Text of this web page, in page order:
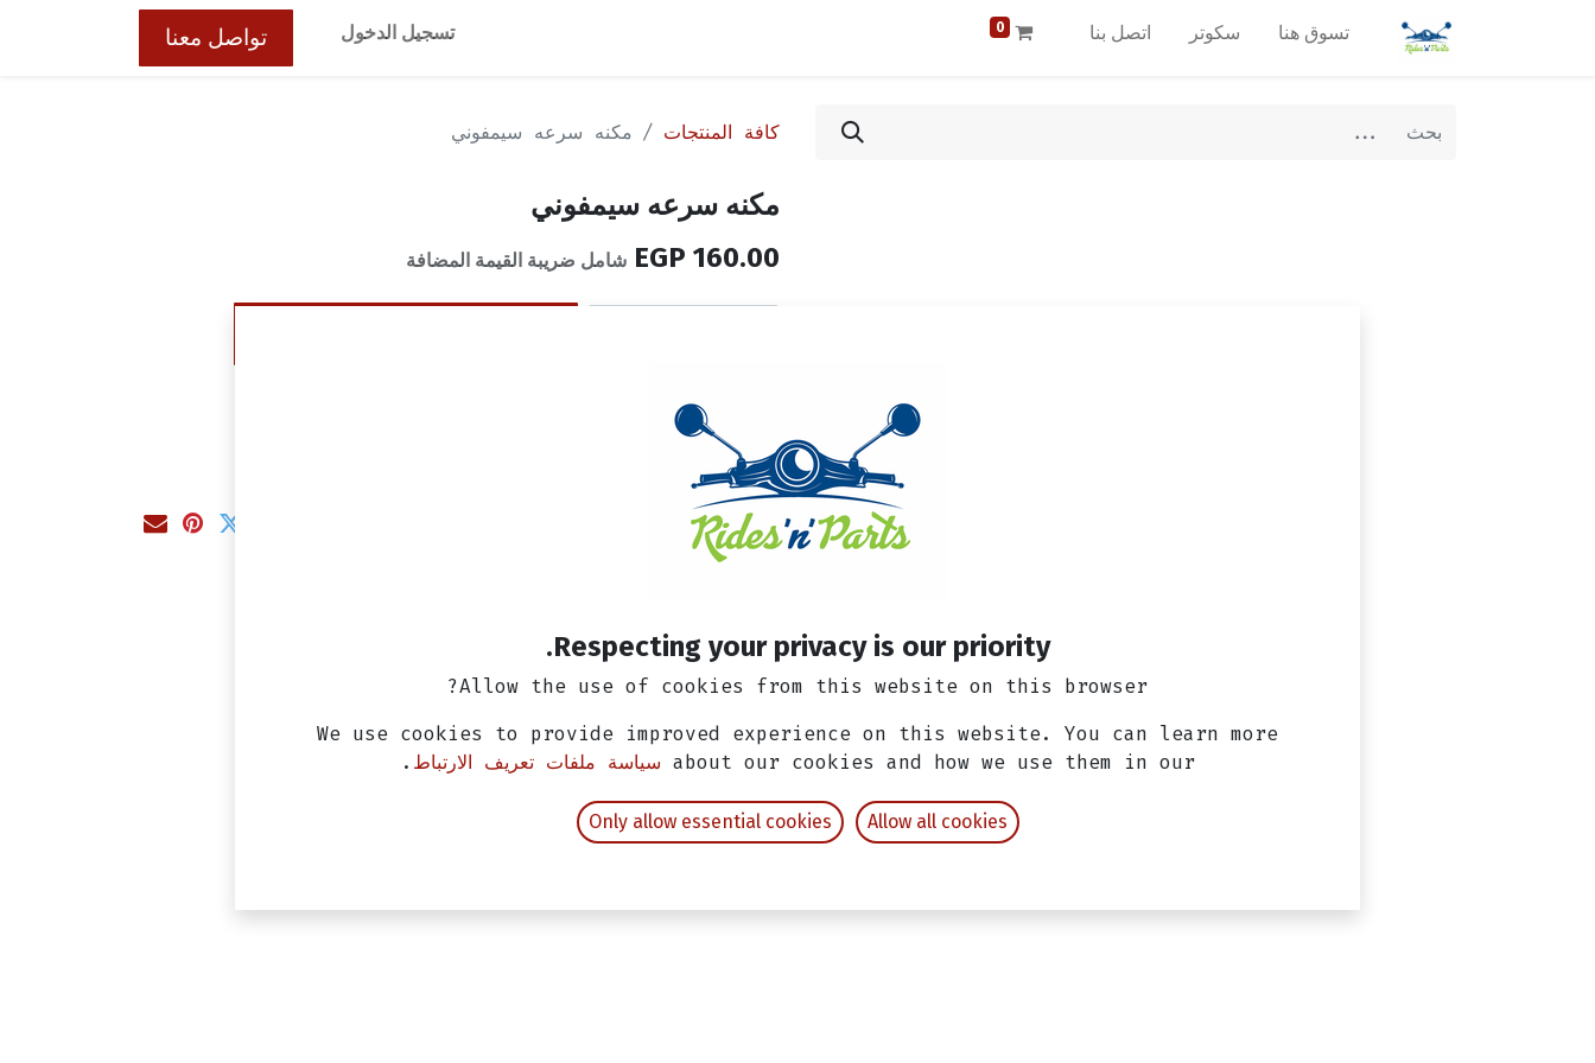
تسوق هنا سكوتر اتصل بنا 0 تسجيل الدخول تواصل معنا
كافة المنتجات مكنه سرعه سيمفوني
مكنه سرعه سيمفوني
EGP 160.00 شامل ضريبة القيمة المضافة
إضافة إلى قائمة الأمنيات
الشروط والأحكام
ضمان إرجاع الأموال خلال 14 يوماً
الشحن: 2-3 أيام عمل
Respecting your privacy is our priority.
Allow the use of cookies from this website on this browser?
We use cookies to provide improved experience on this website. You can learn more
about our cookies and how we use them in our سياسة ملفات تعريف الارتباط .
Allow all cookies
Only allow essential cookies